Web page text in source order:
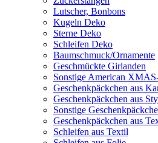
Lutscher, Bonbons
Kugeln Deko
Sterne Deko
Schleifen Deko
Baumschmuck/Ornamente
Geschmückte Girlanden
Sonstige American
Geschenkpäckchen aus
Geschenkpäckchen aus
Sonstige
Geschenkpäckchen aus
Schleifen aus Textil